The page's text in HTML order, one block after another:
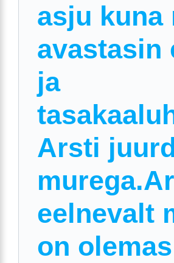
asju kuna
avastasin
ja
Arsti
eelnevalt
on